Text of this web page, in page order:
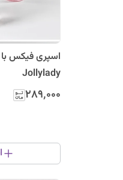
اسپری فیکس با
Jollylady
۲۸۹٬۰۰۰